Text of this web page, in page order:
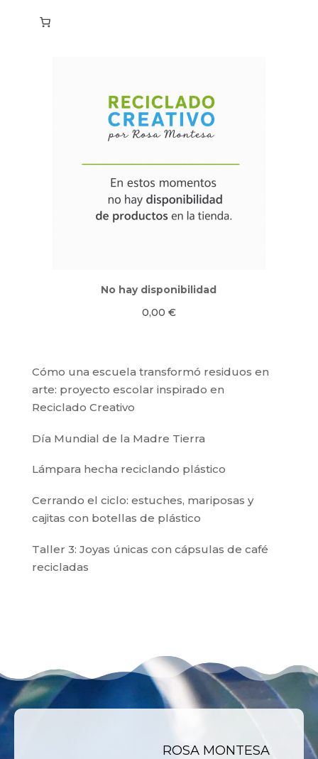
No hay disponibilidad
0,00 €
Cómo una escuela transformó residuos en
arte: proyecto escolar inspirado en
Reciclado Creativo
Día Mundial de la Madre Tierra
Lámpara hecha reciclando plástico
Cerrando el ciclo: estuches, mariposas y
cajitas con botellas de plástico
Taller 3: Joyas únicas con cápsulas de café
recicladas
ROSA MONTESA